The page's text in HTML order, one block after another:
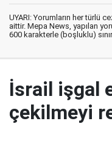
UYARI: Yorumların her türlü
aittir. Mepa News, yapılan
600 karakterle (boşluklu)
İsrail işgal
çekilmeyi